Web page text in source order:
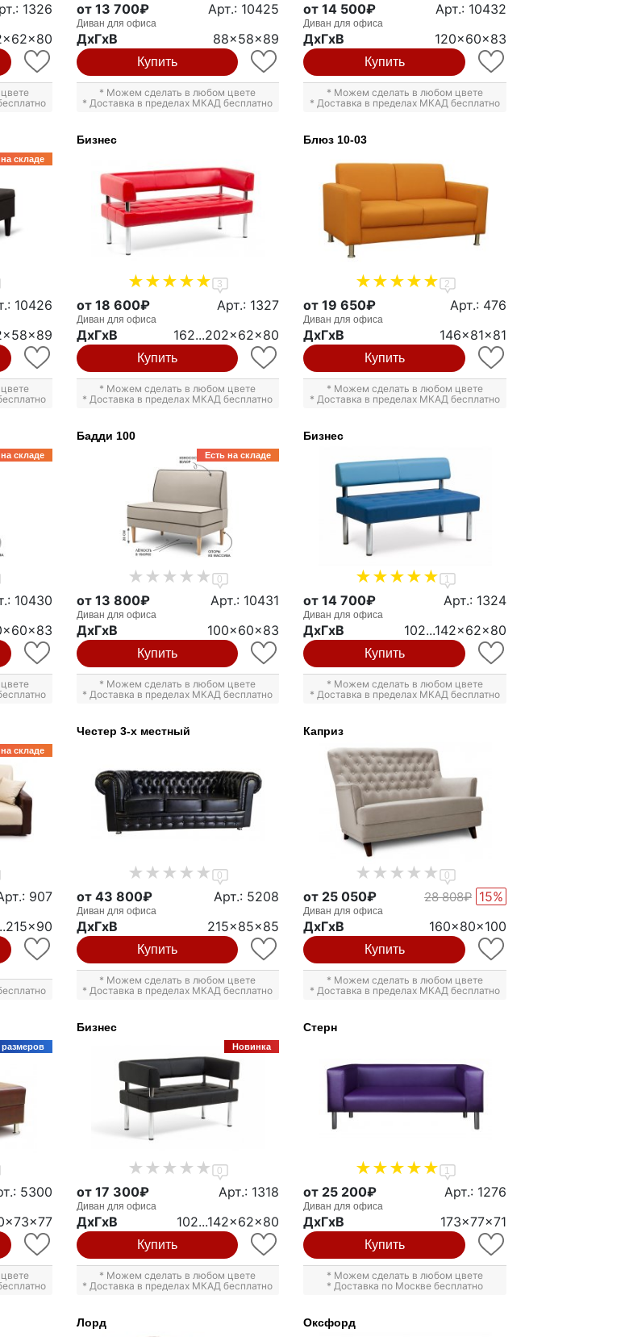
1326 от 13 700₽ Арт.: 10425
Диван для офиса
ДxГxВ 88x58x89
Купить
* Можем сделать в любом цвете
* Доставка в пределах МКАД бесплатно
от 14 500₽ Арт.: 10432
Диван для офиса
ДxГxВ 120x60x83
Купить
* Можем сделать в любом цвете
* Доставка в пределах МКАД бесплатно
складе
10426
Бизнес
3
от 18 600₽ Арт.: 1327
Диван для офиса
ДxГxВ 162...202x62x80
Купить
* Можем сделать в любом цвете
* Доставка в пределах МКАД бесплатно
Блюз 10-03
2
от 19 650₽ Арт.: 476
Диван для офиса
ДxГxВ 146x81x81
Купить
* Можем сделать в любом цвете
* Доставка в пределах МКАД бесплатно
складе
10430
Бадди 100
Есть на складе
0
от 13 800₽ Арт.: 10431
Диван для офиса
ДxГxВ 100x60x83
Купить
* Можем сделать в любом цвете
* Доставка в пределах МКАД бесплатно
Бизнес
1
от 14 700₽ Арт.: 1324
Диван для офиса
ДxГxВ 102...142x62x80
Купить
* Можем сделать в любом цвете
* Доставка в пределах МКАД бесплатно
на складе
907
Честер 3-х местный
0
от 43 800₽ Арт.: 5208
Диван для офиса
ДxГxВ 215x85x85
Купить
* Можем сделать в любом цвете
* Доставка в пределах МКАД бесплатно
Каприз
0
от 25 050₽ 28 808₽ 15%
Диван для офиса
ДxГxВ 160x80x100
Купить
* Можем сделать в любом цвете
* Доставка в пределах МКАД бесплатно
5300
Бизнес
Новинка
0
от 17 300₽ Арт.: 1318
Диван для офиса
ДxГxВ 102...142x62x80
Купить
* Можем сделать в любом цвете
* Доставка в пределах МКАД бесплатно
Стерн
1
от 25 200₽ Арт.: 1276
Диван для офиса
ДxГxВ 173x77x71
Купить
* Можем сделать в любом цвете
* Доставка по Москве бесплатно
Лорд Оксфорд